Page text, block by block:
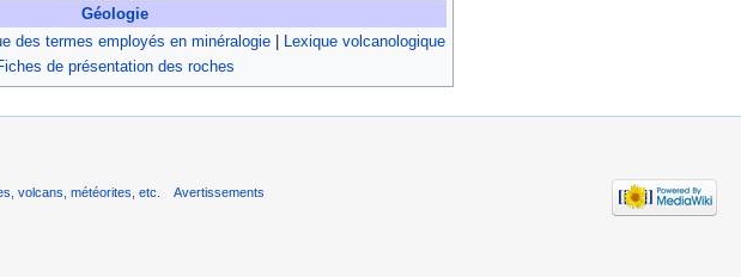
Géologie
des termes employés en minéralogie
Lexique volcanologique
de présentation des roches
volcans, météorites, etc. Avertissements